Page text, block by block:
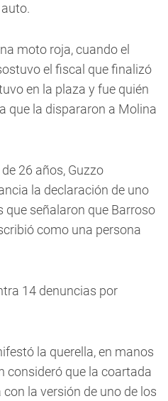
moto roja, cuando el
el fiscal que finalizó
en la plaza y fue quién
que la dispararon a Molina
26 años, Guzzo
la declaración de uno
señalaron que Barroso
como una persona
14 denuncias por
la querella, en manos
consideró que la coartada
la versión de uno de los